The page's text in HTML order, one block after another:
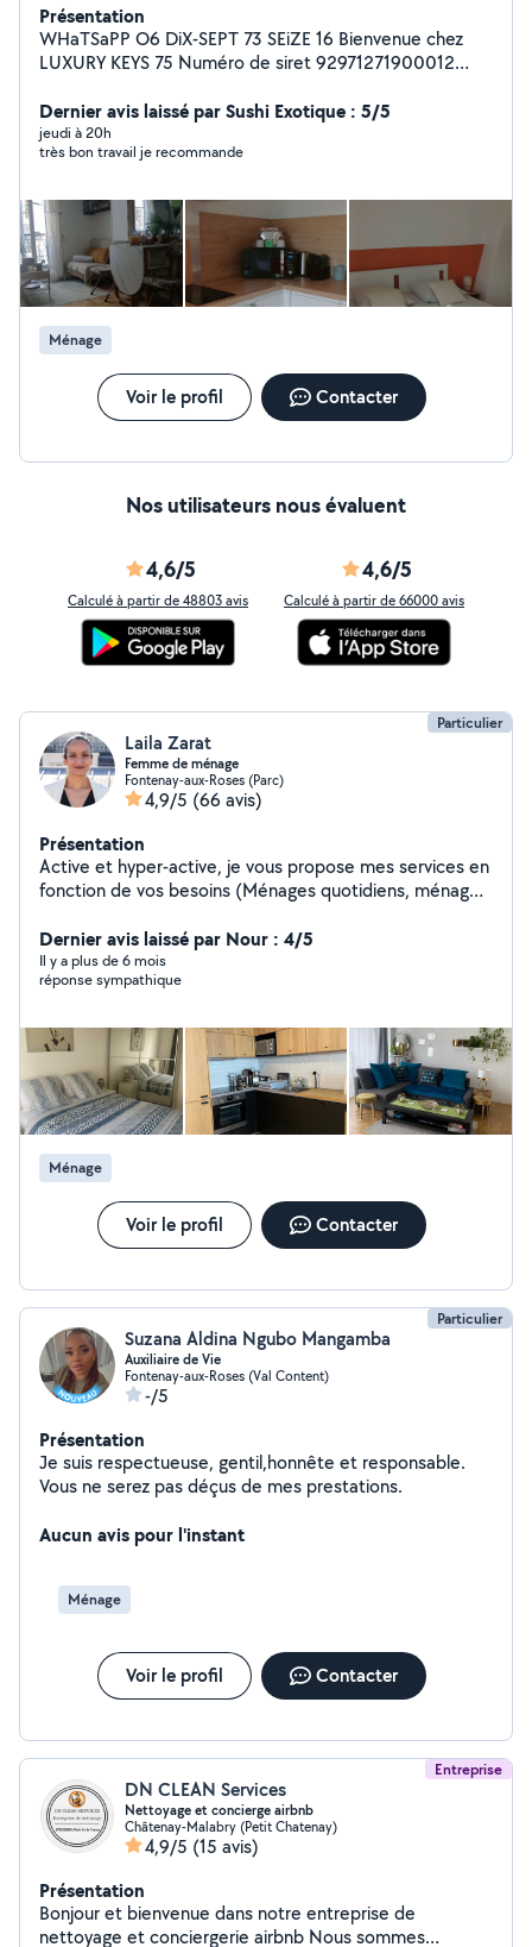
Présentation
WHaTSaPP O6 DiX-SEPT 73 SEiZE 16 Bienvenue chez
LUXURY KEYS 75 Numéro de siret 92971271900012
ainsi que sur mon équipe sur: Site internet www .
luxurykeys75 . com Possibilité d'avis partagé de nos
client(e)s passé/ actuel, en photo sur ce profil, sur
Gestion locative, Déco d'intérieur, Nettoyage pro,
Blanchisserie... Airbnb, Booking, Superhôte... En parallèle
certificat ICDL indesign, ( réalisation de vos factures,
devis, création de logo, carte de visite, flyer, site
internet...) n'hésitez pas à nous contacter pour en savoir
plus. LuxuryKeys75, la conciergerie de confiance.
Dernier avis laissé par Sushi Exotique : 5/5
jeudi à 20h
très bon travail je recommande
Ménage
Voir le profil Contacter
Nos utilisateurs nous évaluent
4,6/5
Calculé à partir de 48803 avis
4,6/5
Calculé à partir de 66000 avis
Particulier
Laila Zarat
Femme de ménage
Fontenay-aux-Roses (Parc)
4,9/5 (66 avis)
Présentation
Active et hyper-active, je vous propose mes services en
fonction de vos besoins (Ménages quotidiens, ménages
emménagement/déménagement, ménage après
travaux, etc.). Après des années à travailler grâce à
AlloVoisins j'ai acquis une certaine expérience alors que
vous pouvez compter sur moi ! Au plaisir de vous servir...
Dernier avis laissé par Nour : 4/5
Il y a plus de 6 mois
réponse sympathique
Ménage
Voir le profil Contacter
Particulier
Suzana Aldina Ngubo Mangamba
Auxiliaire de Vie
Fontenay-aux-Roses (Val Content)
-/5
Présentation
Je suis respectueuse, gentil,honnête et responsable.
Vous ne serez pas déçus de mes prestations.
Aucun avis pour l'instant
Ménage
Voir le profil Contacter
Entreprise
DN CLEAN Services
Nettoyage et concierge airbnb
Châtenay-Malabry (Petit Chatenay)
4,9/5 (15 avis)
Présentation
Bonjour et bienvenue dans notre entreprise de
nettoyage et conciergerie airbnb Nous sommes